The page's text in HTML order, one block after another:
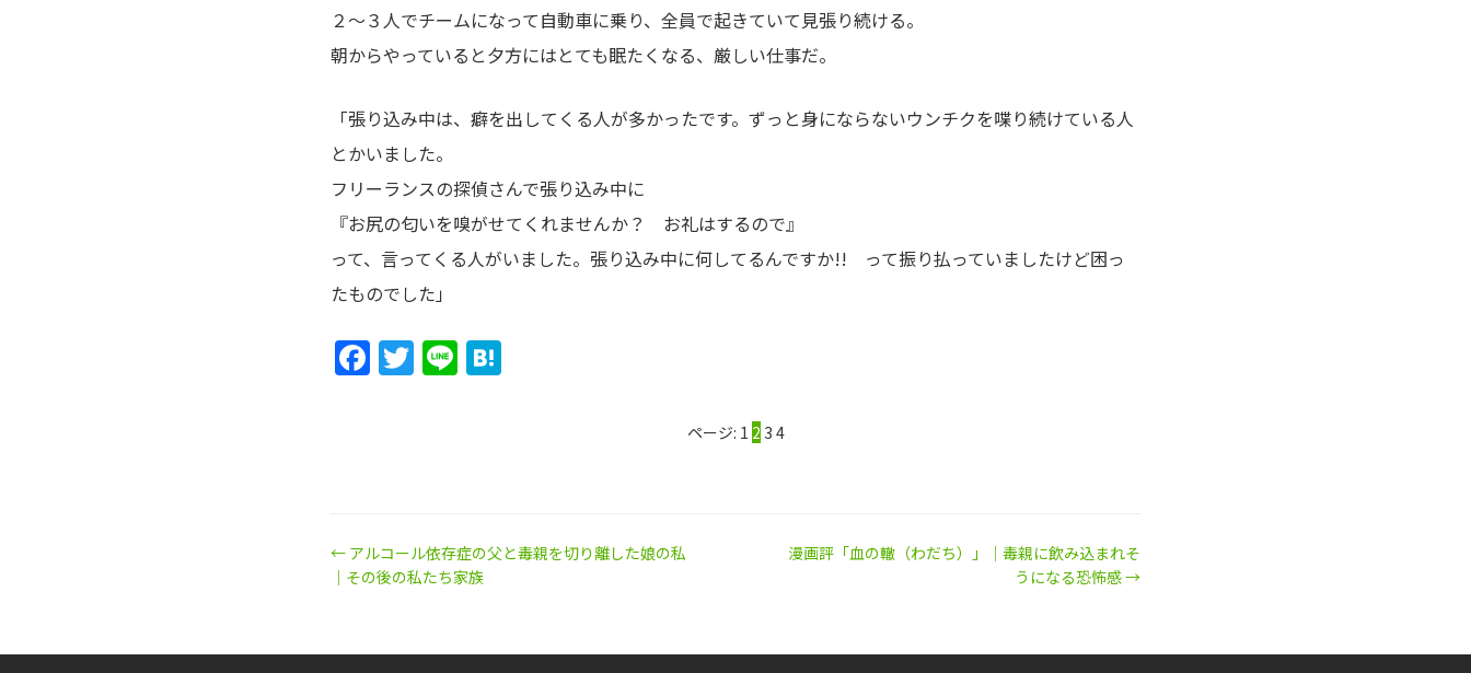
２～３人でチームになって自動車に乗り、全員で起きていて見張り続ける。
朝からやっていると夕方にはとても眠たくなる、厳しい仕事だ。
「張り込み中は、癖を出してくる人が多かったです。ずっと身にならないウンチクを喋り続けている人
とかいました。
フリーランスの探偵さんで張り込み中に
『お尻の匂いを嗅がせてくれませんか？ お礼はするので』
って、言ってくる人がいました。張り込み中に何してるんですか!! って振り払っていましたけど困っ
たものでした」
Facebook
Twitter
Line
ページ: 1 2 3 4
← アルコール依存症の父と毒親を切り離した娘の私
｜その後の私たち家族
漫画評「血の轍（わだち）」｜毒親に飲み込まれそ
うになる恐怖感 →